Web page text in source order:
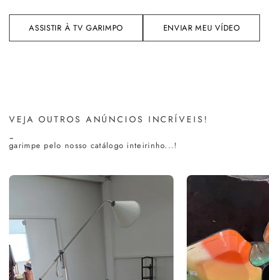
ASSISTIR À TV GARIMPO ENVIAR MEU VÍDEO
VEJA OUTROS ANÚNCIOS INCRÍVEIS!
-
garimpe pelo nosso catálogo inteirinho...!